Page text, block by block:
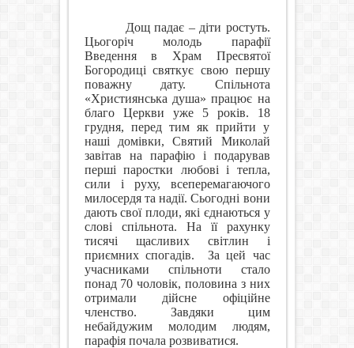
Дощ падає – діти ростуть.
Цьогоріч молодь парафії
Введення в Храм Пресвятої
Богородиці святкує свою першу
поважну дату. Спільнота
«Християнська душа» працює на
благо Церкви уже 5 років. 18
грудня, перед тим як прийти у
наші домівки, Святий Миколай
завітав на парафію і подарував
перші паростки любові і тепла,
сили і руху, всеперемагаючого
милосердя та надії. Сьогодні вони
дають свої плоди, які єднаються у
слові спільнота. На її рахунку
тисячі щасливих світлин і
приємних спогадів.
За цей час
учасниками спільноти стало
понад 70 чоловік, половина з них
отримали дійсне офіційне
членство. Завдяки цим
небайдужим молодим людям,
парафія почала розвиватися.